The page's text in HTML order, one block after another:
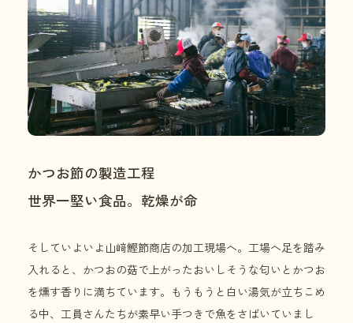
かつお節の製造工程
世界一堅い食品。乾燥が命
そしていよいよ山﨑鰹節商店の加工現場へ。工場へ足を踏み
入れると、かつおの菇で上がったおいしそうな匂いとかつお
を燻す香りに満ちています。もうもうと白い湯気が立ちこめ
る中、工員さんたちが素早い手つきで魚をさばいていまし